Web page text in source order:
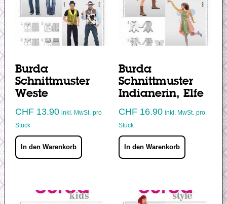
Burda
Schnittmuster
Weste
CHF13.90 inkl. MwSt. pro
Stück
In den Warenkorb
Burda
Schnittmuster
Indianerin, Elfe
CHF16.90 inkl. MwSt. pro
Stück
In den Warenkorb